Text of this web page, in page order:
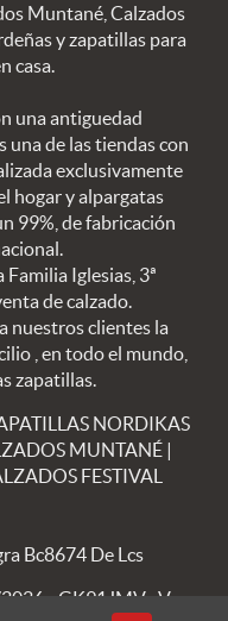
Muntané, Calzados
y zapatillas para
casa.
una antiguedad
una de las tiendas con
exclusivamente
hogar y alpargatas
99%, de fabricación
Iglesias, 3ª
de calzado.
nuestros clientes la
, en todo el mundo,
zapatillas.
NORDIKAS
MUNTANÉ|
FESTIVAL
- GK91JMV · V